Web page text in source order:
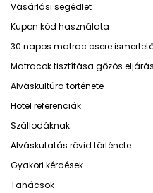
Vásárlási segédlet
Kupon kód használata
30 napos matrac csere
Matracok tisztítása gőzös
Alváskultúra története
Hotel referenciák
Szállodáknak
Alváskutatás rövid története
Gyakori kérdések
Tanácsok